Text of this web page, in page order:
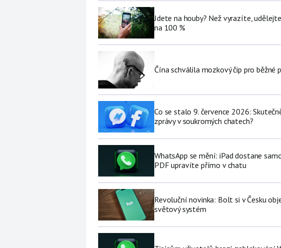
Jdete na houby? Než vyrazíte,
na 100 %
Čína schválila mozkový čip pro běžné
Co se stalo 9. července 2026:
zprávy v soukromých chatech?
WhatsApp se mění: iPad dostane
PDF upravíte přímo v chatu
Revoluční novinka: Bolt si v Česku
světový systém